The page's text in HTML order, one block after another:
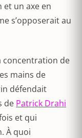
et un axe en
s’opposerait au
concentration de
mains de
défendait
de Patrick Drahi
et qui
À quoi